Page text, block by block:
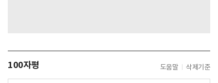
100자평 도움말 삭제기준